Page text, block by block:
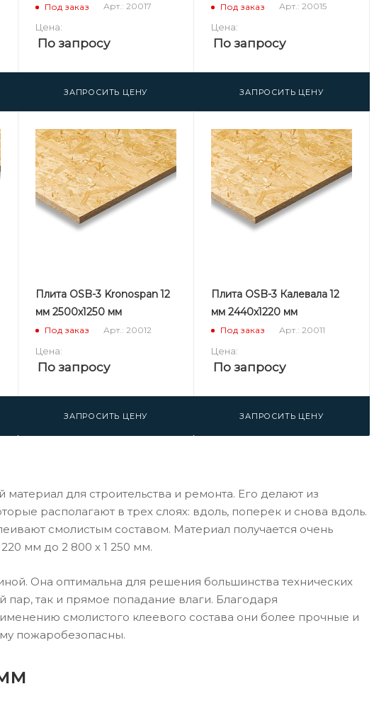
Под заказ Арт.: 20017
Цена:
По запросу
ЗАПРОСИТЬ ЦЕНУ
Под заказ Арт.: 20015
Цена:
По запросу
ЗАПРОСИТЬ ЦЕНУ
Плита OSB-3 Kronospan 12
мм 2500х1250 мм
Под заказ Арт.: 20012
Цена:
По запросу
ЗАПРОСИТЬ ЦЕНУ
Плита OSB-3 Калевала 12
мм 2440х1220 мм
Под заказ Арт.: 20011
Цена:
По запросу
ЗАПРОСИТЬ ЦЕНУ
для строительства и ремонта. Его делают из
располагают в трех слоях: вдоль, поперек и снова вдоль.
смолистым составом. Материал получается очень
мм до 2 800 х 1 250 мм.
Она оптимальна для решения большинства технических
так и прямое попадание влаги. Благодаря
смолистого клеевого состава они более прочные и
пожаробезопасны.